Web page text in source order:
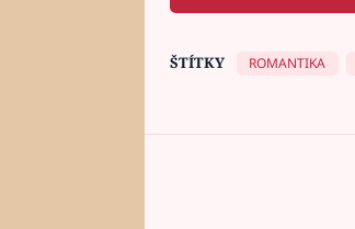
ŠTÍTKY ROMANTIKA